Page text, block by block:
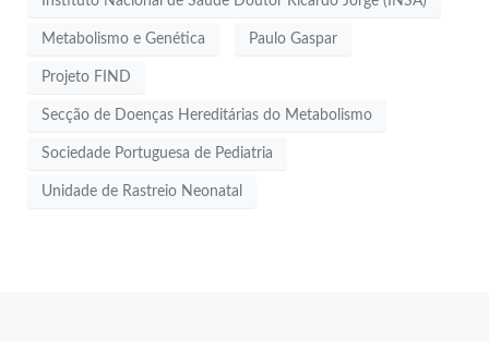
Metabolismo e Genética Paulo Gaspar
Projeto FIND
Secção de Doenças Hereditárias do Metabolismo
Sociedade Portuguesa de Pediatria
Unidade de Rastreio Neonatal